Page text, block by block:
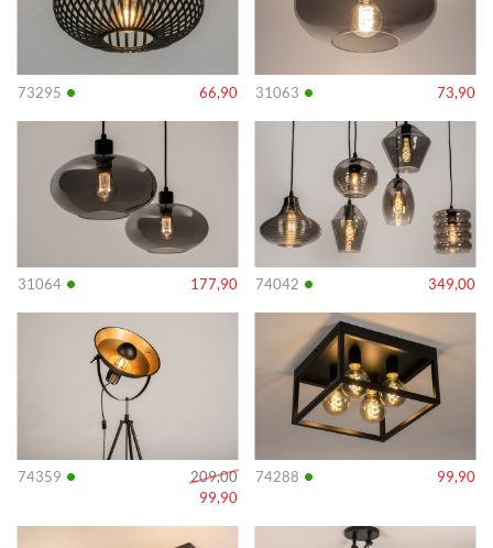
73295 • 66,90 31063 • 73,90
31064 • 177,90
Info
74042 • 349,00
Info
74359 •
209,00
99,90
Info
74288 • 99,90
Info
Info Info